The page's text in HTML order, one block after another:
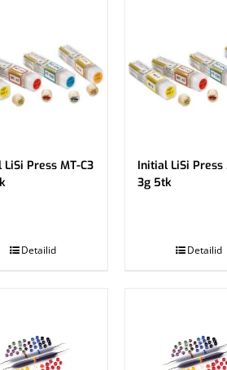
Press MT-C3
Detailid
Initial LiSi Press
3g 5tk
Detailid